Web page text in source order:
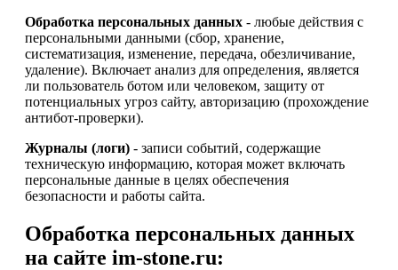
Обработка персональных данных - любые действия с
персональными данными (сбор, хранение,
систематизация, изменение, передача, обезличивание,
удаление). Включает анализ для определения, является
ли пользователь ботом или человеком, защиту от
потенциальных угроз сайту, авторизацию (прохождение
антибот-проверки).
Журналы (логи) - записи событий, содержащие
техническую информацию, которая может включать
персональные данные в целях обеспечения
безопасности и работы сайта.
Обработка персональных данных
на сайте im-stone.ru: